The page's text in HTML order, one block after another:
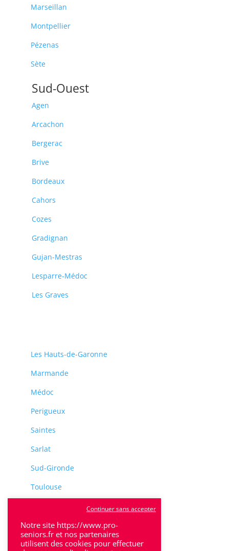
Marseillan
Montpellier
Pézenas
Sète
Sud-Ouest
Agen
Arcachon
Bergerac
Brive
Bordeaux
Cahors
Cozes
Gradignan
Gujan-Mestras
Lesparre-Médoc
Les Graves
Les Hauts-de-Garonne
Marmande
Médoc
Perigueux
Saintes
Sarlat
Sud-Gironde
Toulouse
Villeneuve-Sur-Lot
Notre site https://www.pro-
seniors.fr et nos partenaires
utilisent des cookies pour effectuer
Continuer sans accepter